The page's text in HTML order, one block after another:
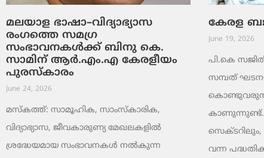
മലയാള ഭാഷാ–വിദ്യാഭ്യാസ
രംഗത്തെ സമഗ്ര
സംഭാവനകൾക്ക് ബിനു കെ.
സാമിന് ആർ.എം.എ കേരളീയം
പുരസ്‌കാരം
June 24, 2026
മസ്കത്ത്: സാമൂഹിക, സാംസ്‌കാരിക,
വിദ്യാഭ്യാസ, ജീവകാരുണ്യ മേഖലകളിൽ
ശ്രദ്ധേയമായ സംഭാവനകൾ നൽകുന്ന
കേരള
June 19, 2026
പി.കെ
സമ്പത്
കാണുന്നുണ്ട്.
വന്ന